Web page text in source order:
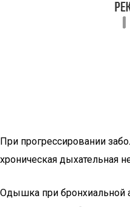
При прогрессировании
хроническая дыхательная
Одышка при бронхиальной